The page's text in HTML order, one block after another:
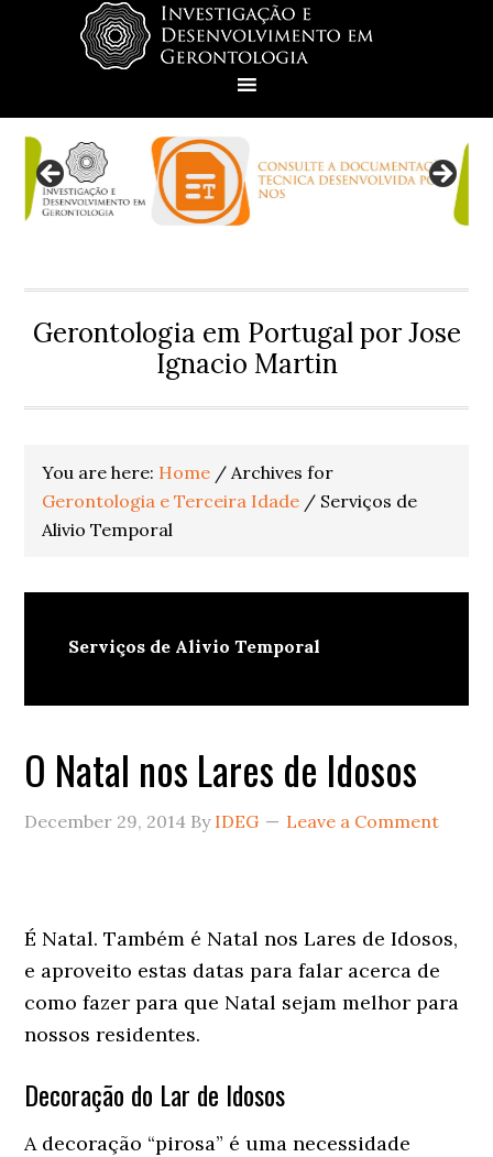
Gerontologia em Portugal por Jose
Ignacio Martin
You are here: Home / Archives for
Gerontologia e Terceira Idade / Serviços de
Alivio Temporal
Serviços de Alivio Temporal
O Natal nos Lares de Idosos
December 29, 2014 By IDEG Leave a Comment
É Natal. Também é Natal nos Lares de Idosos,
e aproveito estas datas para falar acerca de
como fazer para que Natal sejam melhor para
nossos residentes.
Decoração do Lar de Idosos
A decoração “pirosa” é uma necessidade